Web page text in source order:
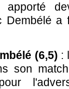
apporté
Dembélé
(6,5) :
son